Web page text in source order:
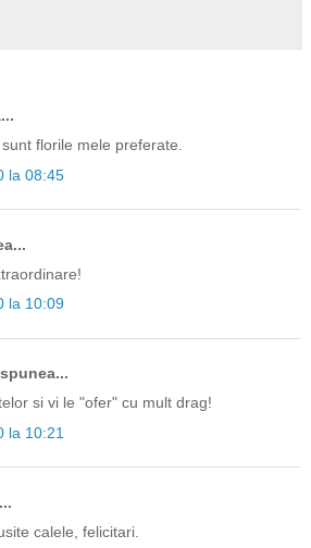
florile mele preferate.
la 08:45
la 10:09
spunea...
si vi le "ofer" cu mult drag!
la 10:21
calele, felicitari.